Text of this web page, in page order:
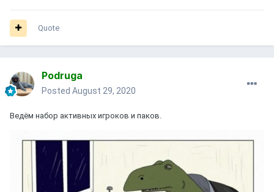
Quote
Podruga
Posted August 29, 2020
Ведём набор активных игроков и паков.